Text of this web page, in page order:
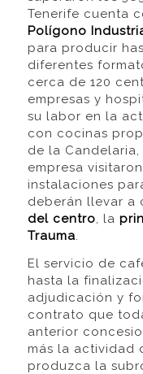
Tenerife cuenta
Polígono
para producir
diferentes
cerca de 120
empresas y
su labor en la
con cocinas
de la
empresa
instalaciones
deberán llevar a
del centro, la
Trauma.
El servicio de
hasta la
adjudicación y
contrato que
anterior
más la actividad
produzca la